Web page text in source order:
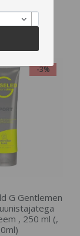
-3%
G Gentlemen
, 250 ml (,